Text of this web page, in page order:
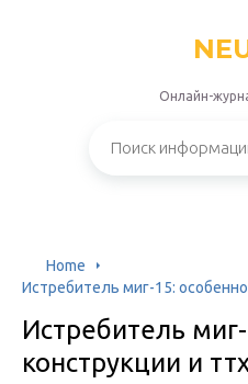
Онлайн-
Home
Истребитель миг-15:
Истребитель
конструкции и